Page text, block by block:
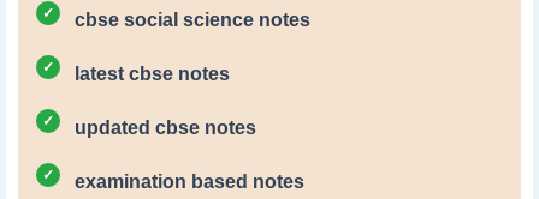
cbse social science notes
latest cbse notes
updated cbse notes
examination based notes